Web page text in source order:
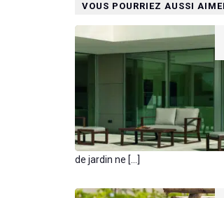
VOUS POURRIEZ AUSSI
de jardin ne […]